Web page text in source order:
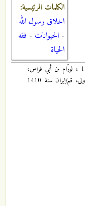
الكلمات الرئيسية:
اخلاق رسول الله
- الحيوانات - فقه
الحياة
تنبيه الخواطر و نزهة النواظر (مجموعة ورام): 1 / 18 ، لورّام بن أبي فراس،
مسعود بن عيسى، المتوفى سنة: 605 هجرية، الطبعة الأولى، قم/ايران سنة 1410